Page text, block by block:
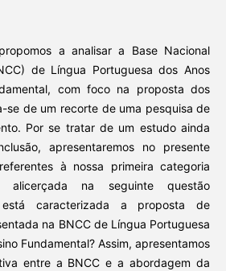
a analisar a Base Nacional
de Língua Portuguesa dos Anos
com foco na proposta dos
se de um recorte de uma pesquisa de
Por se tratar de um estudo ainda
apresentaremos no presente
à nossa primeira categoria
alicerçada na seguinte questão
está caracterizada a proposta de
na BNCC de Língua Portuguesa
Fundamental? Assim, apresentamos
entre a BNCC e a abordagem da